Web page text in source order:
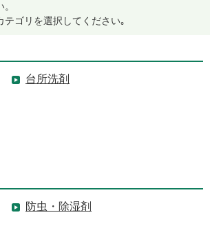
テゴリを選択してください｡
台所洗剤
防虫・除湿剤